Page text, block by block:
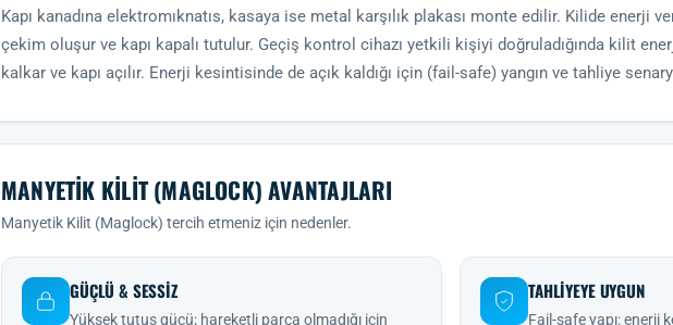
Kapı kanadına elektromıknatıs, kasaya ise metal karşılık plakası monte edilir. Kilide enerji
çekim oluşur ve kapı kapalı tutulur. Geçiş kontrol cihazı yetkili kişiyi doğruladığında kilit
kalkar ve kapı açılır. Enerji kesintisinde de açık kaldığı için (fail-safe) yangın ve tahliye
MANYETIK KILIT (MAGLOCK) AVANTAJLARI
Manyetik Kilit (Maglock) tercih etmeniz için nedenler.
GÜÇLÜ & SESSIZ
Yüksek tutuş gücü; hareketli parça olmadığı için
TAHLIYEYE UYGUN
Fail-safe yapı: enerji